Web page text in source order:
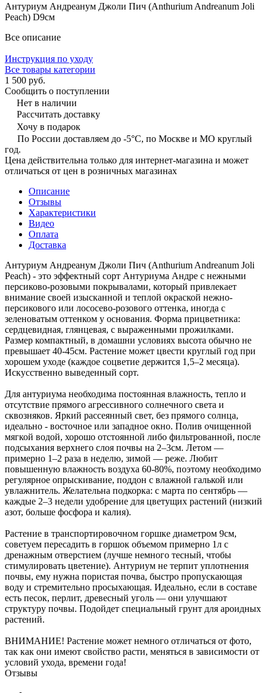
Антуриум Андреанум Джоли Пич (Anthurium Andreanum Joli
Peach) D9см
Все описание
Инструкция по уходу
Все товары категории
1 500 руб.
Сообщить о поступлении
Нет в наличии
Рассчитать доставку
Хочу в подарок
По России доставляем до -5°C, по Москве и МО круглый
год.
Цена действительна только для интернет-магазина и может
отличаться от цен в розничных магазинах
Описание
Отзывы
Характеристики
Видео
Оплата
Доставка
Антуриум Андреанум Джоли Пич (Anthurium Andreanum Joli
Peach) - это эффектный сорт Антуриума Андре с нежными
персиково-розовыми покрывалами, который привлекает
внимание своей изысканной и теплой окраской нежно-
персикового или лососево-розового оттенка, иногда с
зеленоватым оттенком у основания. Форма прицветника:
сердцевидная, глянцевая, с выраженными прожилками.
Размер компактный, в домашни условиях высота обычно не
превышает 40-45см. Растение может цвести круглый год при
хорошем уходе (каждое соцветие держится 1,5–2 месяца).
Искусственно выведенный сорт.
Для антуриума необходима постоянная влажность, тепло и
отсутствие прямого агрессивного солнечного света и
сквозняков. Яркий рассеянный свет, без прямого солнца,
идеально - восточное или западное окно. Полив очищенной
мягкой водой, хорошо отстоянной либо фильтрованной, после
подсыхания верхнего слоя почвы на 2–3см. Летом —
примерно 1–2 раза в неделю, зимой — реже. Любит
повышенную влажность воздуха 60-80%, поэтому необходимо
регулярное опрыскивание, поддон с влажной галькой или
увлажнитель. Желательна подкорка: с марта по сентябрь —
каждые 2–3 недели удобрение для цветущих растений (низкий
азот, больше фосфора и калия).
Растение в транспортировочном горшке диаметром 9см,
советуем пересадить в горшок объемом примерно 1л с
дренажным отверстием (лучше немного тесный, чтобы
стимулировать цветение). Антуриум не терпит уплотнения
почвы, ему нужна пористая почва, быстро пропускающая
воду и стремительно просыхающая. Идеально, если в составе
есть песок, перлит, древесный уголь — они улучшают
структуру почвы. Подойдет специальный грунт для ароидных
растений.
ВНИМАНИЕ! Растение может немного отличаться от фото,
так как они имеют свойство расти, меняться в зависимости от
условий ухода, времени года!
Отзывы